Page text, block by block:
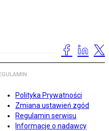
Polityka Prywatności
Zmiana ustawień zgód
Regulamin serwisu
Informacje o nadawcy